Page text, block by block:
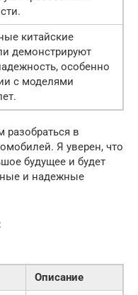
китайские
демонстрируют
особенно
с моделями
разобраться в
Я уверен, что
будущее и будет
и надежные
Описание